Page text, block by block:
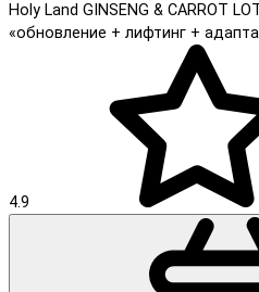
Holy Land GINSENG & CARROT
«обновление + лифтинг +
4.9